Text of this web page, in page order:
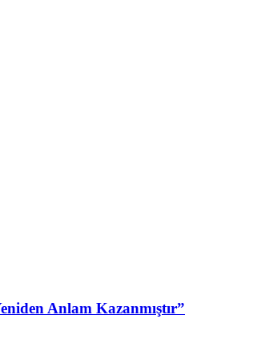
Anlam Kazanmıştır”